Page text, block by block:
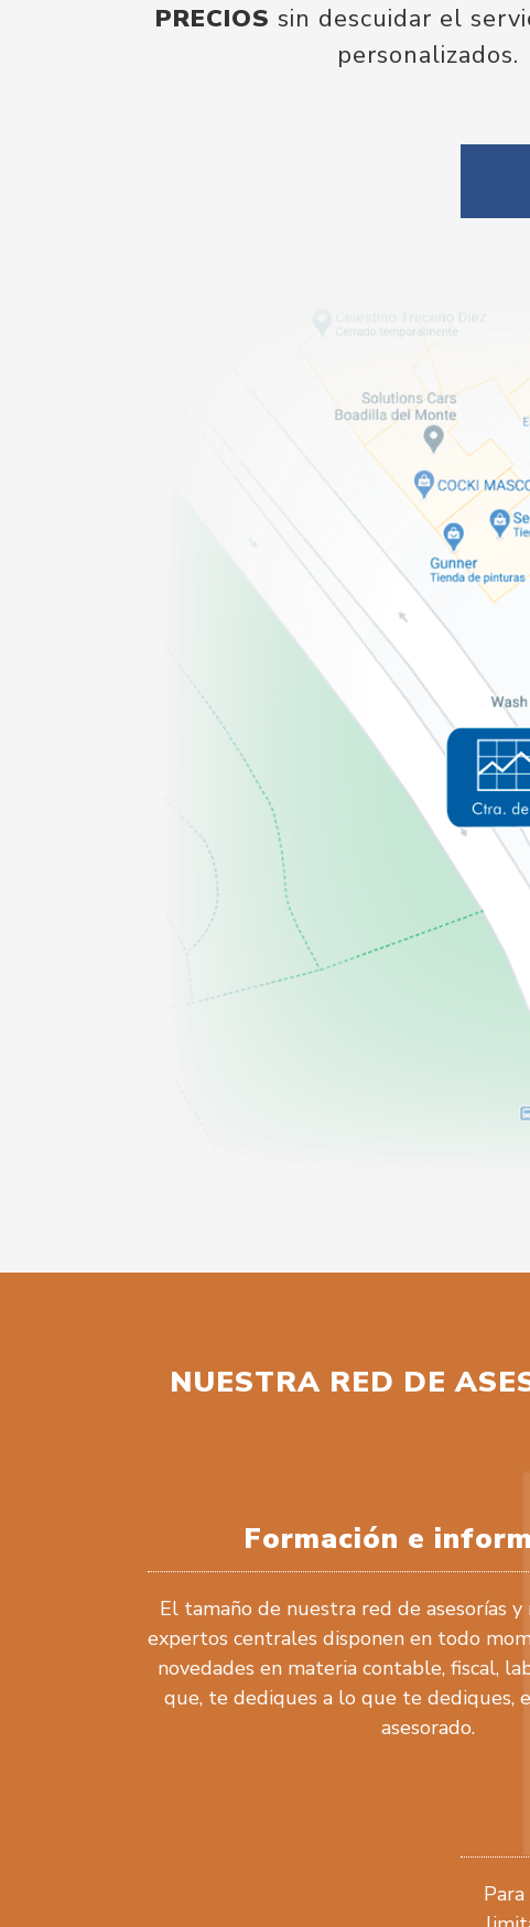
PRECIOS sin descuidar el
personalizados.
NUESTRA RED DE
Formación e
El tamaño de nuestra red de asesorías
expertos centrales disponen en todo
novedades en materia contable, fiscal,
que, te dediques a lo que te dediques,
asesorado.